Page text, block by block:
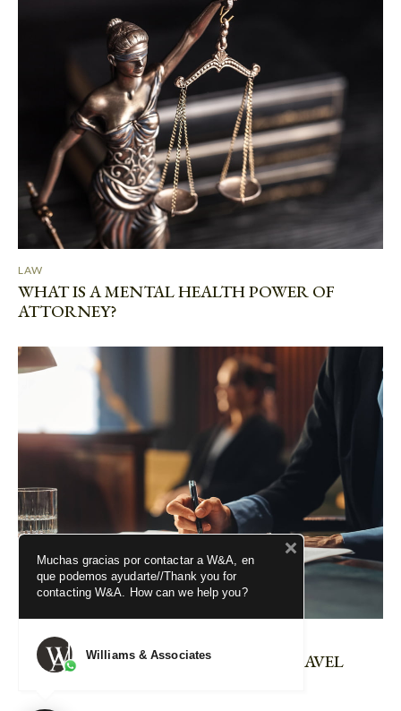
LAW
WHAT IS A MENTAL HEALTH POWER OF
ATTORNEY?
LAW
EIGHT TIPS FOR BUYING A USED TRAVEL
Muchas gracias por contactar a W&A, en
que podemos ayudarte//Thank you for
contacting W&A. How can we help you?
Williams & Associates